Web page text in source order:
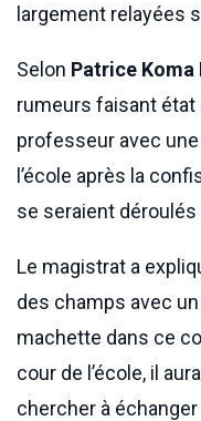
largement relayées
Selon Patrice Koma
rumeurs faisant état
professeur avec
l’école après la
se seraient
Le magistrat a
des champs avec
machette dans ce
cour de l’école, il
chercher à